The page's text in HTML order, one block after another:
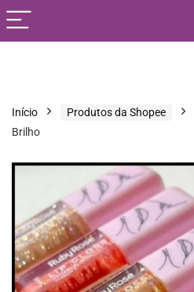
Início Produtos da Shopee
Brilho